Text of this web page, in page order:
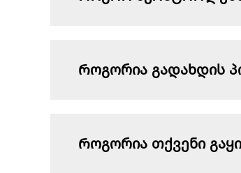
Როგორია გადახდის
Როგორია თქვენი